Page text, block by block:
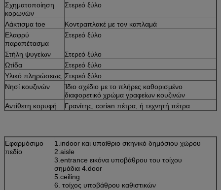
Σχηματοποίηση
κορωνών
Στερεό ξύλο
Λάκτισμα toe
Κοντραπλακέ με τον καπλαμά
Ελαφρύ
παραπέτασμα
Στερεό ξύλο
Στήλη ψυγείων
Στερεό ξύλο
Ωτίδα
Στερεό ξύλο
Υλικό πληρώσεως Στερεό ξύλο
Νησί κουζινών
Ίδιο σχέδιο με το πλήρες καθορισμένο
διαφορετικό χρώμα γραφείων κουζινών
Αντίθετη κορυφή
Γρανίτης, corian πέτρα, ή τεχνητή πέτρα
Εφαρμόσιμο
πεδίο
1.indoor και υπαίθριο σκηνικό δημόσιου χώρου
2.aisle
3.entrance εικόνα υποβάθρου του τοίχου
σημάδια 4.door
5.ceiling
6. τοίχος υποβάθρου καθιστικών